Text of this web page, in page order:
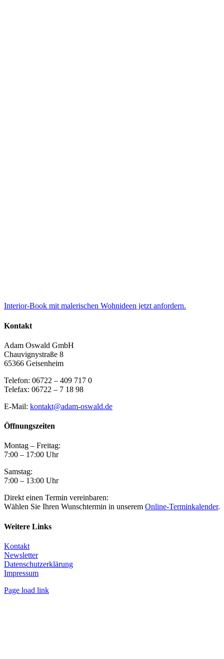
Interior-Book mit malerischen Wohnideen jetzt anfordern.
Kontakt
Adam Oswald GmbH
Chauvignystraße 8
65366 Geisenheim
Telefon: 06722 – 409 717 0
Telefax: 06722 – 7 18 98
E-Mail: kontakt@adam-oswald.de
Öffnungszeiten
Montag – Freitag:
7:00 – 17:00 Uhr
Samstag:
7:00 – 13:00 Uhr
Direkt einen Termin vereinbaren:
Wählen Sie Ihren Wunschtermin in unserem Online-Terminkalender.
Weitere Links
Kontakt
Newsletter
Datenschutzerklärung
Impressum
Page load link